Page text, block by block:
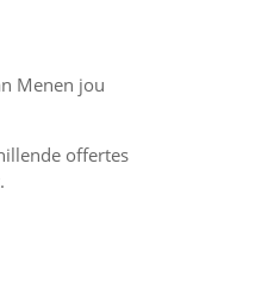
Menen jou
offertes